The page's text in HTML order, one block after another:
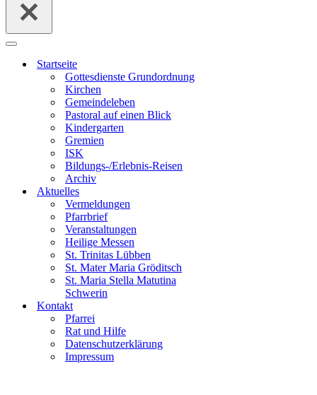
Navigationsmenü
Startseite
Gottesdienste Grundordnung
Kirchen
Gemeindeleben
Pastoral auf einen Blick
Kindergarten
Gremien
ISK
Bildungs-/Erlebnis-Reisen
Archiv
Aktuelles
Vermeldungen
Pfarrbrief
Veranstaltungen
Heilige Messen
St. Trinitas Lübben
St. Mater Maria Gröditsch
St. Maria Stella Matutina
Schwerin
Kontakt
Pfarrei
Rat und Hilfe
Datenschutzerklärung
Impressum